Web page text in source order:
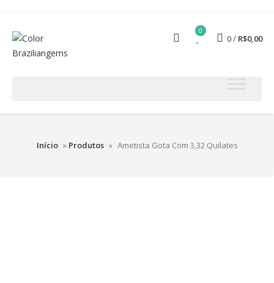
0
0 R$0,00
Início » Produtos » Ametista Gota Com 3,32 Quilates